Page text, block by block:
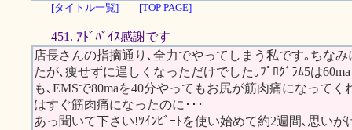
[タイトル一覧] [TOP PAGE]
451. ｱﾄﾞﾊﾞｲｽ感謝です
店長さんの指摘通り､全力でやってしまう私です｡ちな
たが､痩せずに逞しくなっただけでした｡ﾌﾟﾛｸﾞﾗﾑ5は
も､EMSで80maを40分やってもお尻が筋肉痛になって
はすぐ筋肉痛になったのに･･･
あっ聞いて下さい!ﾂｲﾝﾋﾞｰﾄを使い始めて約2週間､思い